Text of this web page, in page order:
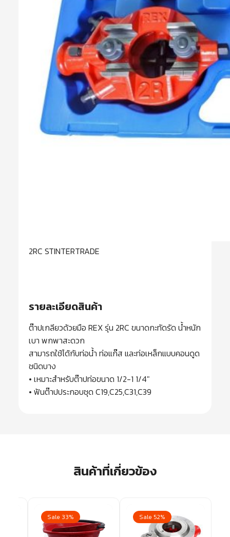
2RC STINTERTRADE
รายละเอียดสินค้า
ต๊าปเกลียวด้วยมือ REX รุ่น 2RC ขนาดกะทัดรัด น้ำหนัก
เบา พกพาสะดวก
สามารถใช้ได้กับท่อน้ำ ท่อแก๊ส และท่อเหล็กแบบคอนดูด
ชนิดบาง
• เหมาะสำหรับต๊าปท่อขนาด 1/2-1 1/4″
• ฟันต๊าปประกอบชุด C19,C25,C31,C39
สินค้าที่เกี่ยวข้อง
Sale 33% Sale 52%